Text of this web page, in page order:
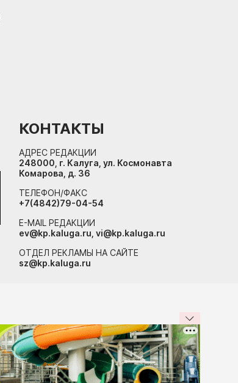
КОНТАКТЫ
АДРЕС РЕДАКЦИИ
248000, г. Калуга, ул. Космонавта
Комарова, д. 36
ТЕЛЕФОН/ФАКС
+7(4842)79-04-54
E-MAIL РЕДАКЦИИ
ev@kp.kaluga.ru, vi@kp.kaluga.ru
ОТДЕЛ РЕКЛАМЫ НА САЙТЕ
sz@kp.kaluga.ru